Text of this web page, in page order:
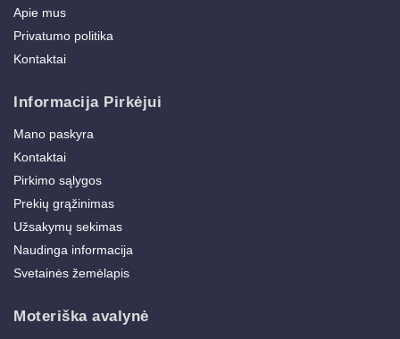
Apie mus
Privatumo politika
Kontaktai
Informacija Pirkėjui
Mano paskyra
Kontaktai
Pirkimo sąlygos
Prekių grąžinimas
Užsakymų sekimas
Naudinga informacija
Svetainės žemėlapis
Moteriška avalynė